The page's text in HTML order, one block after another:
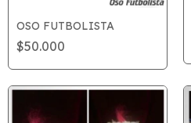
OSO FUTBOLISTA
$50.000